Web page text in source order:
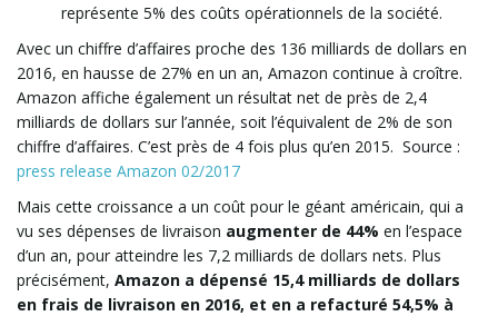
représente 5% des coûts opérationnels de la société.
Avec un chiffre d’affaires proche des 136 milliards de dollars en
2016, en hausse de 27% en un an, Amazon continue à croître.
Amazon affiche également un résultat net de près de 2,4
milliards de dollars sur l’année, soit l’équivalent de 2% de son
chiffre d’affaires. C’est près de 4 fois plus qu’en 2015. Source :
press release Amazon 02/2017
Mais cette croissance a un coût pour le géant américain, qui a
vu ses dépenses de livraison augmenter de 44% en l’espace
d’un an, pour atteindre les 7,2 milliards de dollars nets. Plus
précisément, Amazon a dépensé 15,4 milliards de dollars
en frais de livraison en 2016, et en a refacturé 54,5% à